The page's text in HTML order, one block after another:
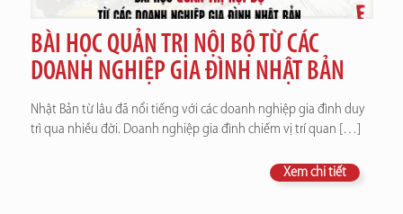
BÀI HỌC QUẢN TRỊ NỘI BỘ TỪ CÁC
DOANH NGHIỆP GIA ĐÌNH NHẬT BẢN
Nhật Bản từ lâu đã nổi tiếng với các doanh nghiệp gia đình duy
trì qua nhiều đời. Doanh nghiệp gia đình chiếm vị trí quan […]
Xem chi tiết